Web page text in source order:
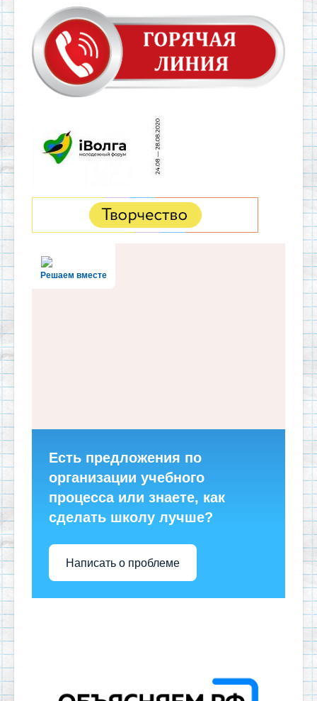
Решаем вместе
Есть предложения по
организации учебного
процесса или знаете, как
сделать школу лучше?
Написать о проблеме